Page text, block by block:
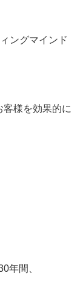
ングマインド
様を効果的に
年間、